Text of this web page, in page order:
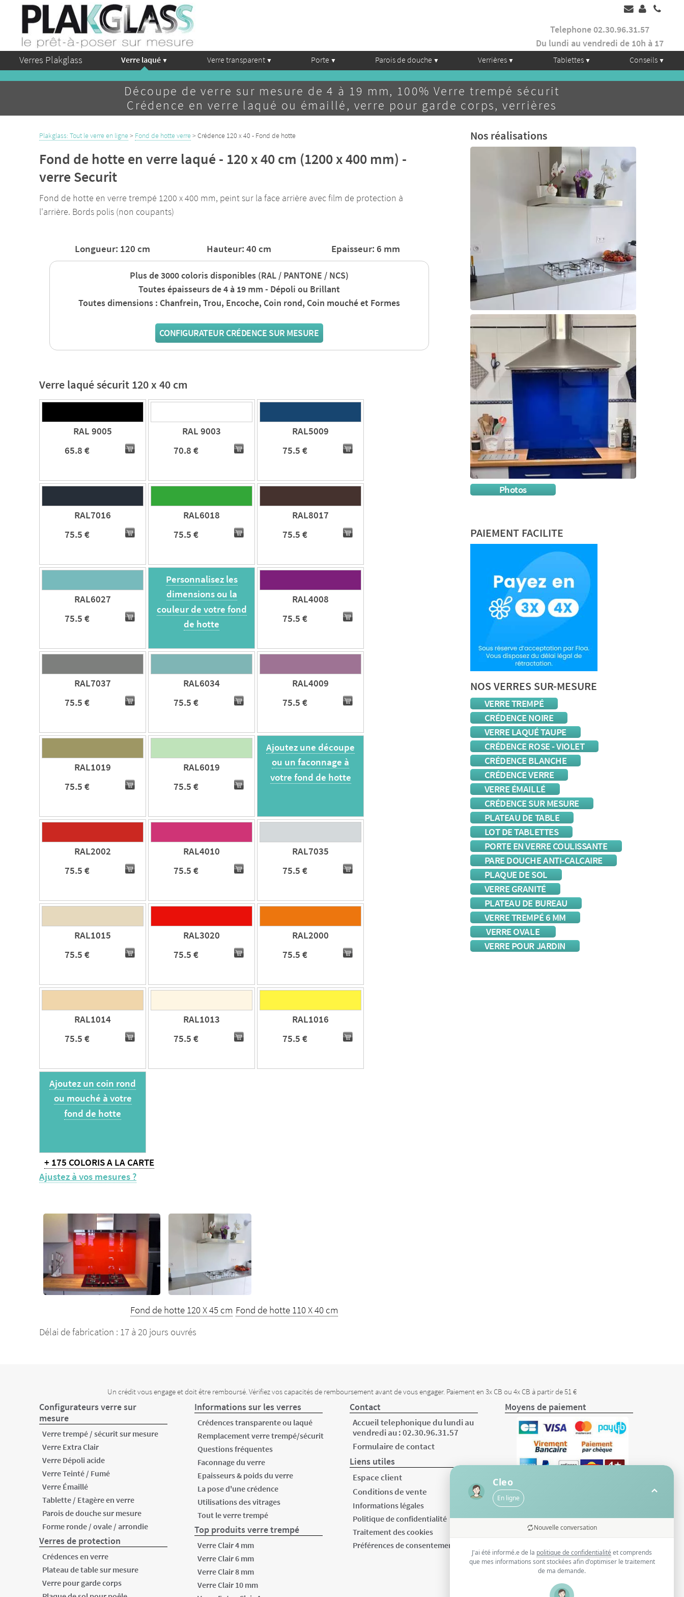
Telephone 02.30.96.31.57
Du lundi au vendredi de 10h à 17
Verres Plakglass Verre laqué Verre transparent Porte Parois de douche Verrières Tablettes Conseils
Découpe de verre sur mesure de 4 à 19 mm, 100% Verre trempé sécurit
Crédence en verre laqué ou émaillé, verre pour garde corps, verrières
Plakglass: Tout le verre en ligne> Fond de hotte verre> Crédence 120 x 40 - Fond de hotte
Fond de hotte en verre laqué - 120 x 40 cm (1200 x 400 mm) -
verre Securit
Fond de hotte en verre trempé 1200 x 400 mm, peint sur la face arrière avec film de protection à
l'arrière. Bords polis (non coupants)
Longueur: 120 cm Hauteur: 40 cm Epaisseur: 6 mm
Plus de 3000 coloris disponibles (RAL / PANTONE / NCS)
Toutes épaisseurs de 4 à 19 mm - Dépoli ou Brillant
Toutes dimensions : Chanfrein, Trou, Encoche, Coin rond, Coin mouché et Formes
CONFIGURATEUR CRÉDENCE SUR MESURE
Verre laqué sécurit 120 x 40 cm
RAL 9005
65.8 €
RAL 9003
70.8 €
RAL5009
75.5 €
RAL7016
75.5 €
RAL6018
75.5 €
RAL8017
75.5 €
RAL6027
75.5 €
Personnalisez les
dimensions ou la
couleur de votre fond
de hotte
RAL4008
75.5 €
RAL7037
75.5 €
RAL6034
75.5 €
RAL4009
75.5 €
RAL1019
75.5 €
RAL6019
75.5 €
Ajoutez une découpe
ou un faconnage à
votre fond de hotte
RAL2002
75.5 €
RAL4010
75.5 €
RAL7035
75.5 €
RAL1015
75.5 €
RAL3020
75.5 €
RAL2000
75.5 €
RAL1014
75.5 €
RAL1013
75.5 €
RAL1016
75.5 €
Ajoutez un coin rond
ou mouché à votre
fond de hotte
+ 175 COLORIS A LA CARTE
Ajustez à vos mesures ?
Fond de hotte 120 X 45 cm Fond de hotte 110 X 40 cm
Délai de fabrication : 17 à 20 jours ouvrés
Nos réalisations
Photos
PAIEMENT FACILITE
NOS VERRES SUR-MESURE
VERRE TREMPÉ
CRÉDENCE NOIRE
VERRE LAQUÉ TAUPE
CRÉDENCE ROSE - VIOLET
CRÉDENCE BLANCHE
CRÉDENCE VERRE
VERRE ÉMAILLÉ
CRÉDENCE SUR MESURE
PLATEAU DE TABLE
LOT DE TABLETTES
PORTE EN VERRE COULISSANTE
PARE DOUCHE ANTI-CALCAIRE
PLAQUE DE SOL
VERRE GRANITÉ
PLATEAU DE BUREAU
VERRE TREMPÉ 6 MM
VERRE OVALE
VERRE POUR JARDIN
Un crédit vous engage et doit être remboursé. Vérifiez vos capacités de remboursement avant de vous engager. Paiement en 3x CB ou 4x CB à partir de 51 €
Configurateurs verre sur
mesure
Verre trempé / sécurit sur mesure
Verre Extra Clair
Verre Dépoli acide
Verre Teinté / Fumé
Verre Émaillé
Tablette / Etagère en verre
Parois de douche sur mesure
Forme ronde / ovale / arrondie
Verres de protection
Crédences en verre
Plateau de table sur mesure
Verre pour garde corps
Informations sur les verres
Crédences transparente ou laqué
Remplacement verre trempé/sécurit
Questions fréquentes
Faconnage du verre
Epaisseurs & poids du verre
La pose d'une crédence
Utilisations des vitrages
Tout le verre trempé
Top produits verre trempé
Verre Clair 4 mm
Verre Clair 6 mm
Verre Clair 8 mm
Verre Clair 10 mm
Contact
Accueil telephonique du lundi au
vendredi au :02.30.96.31.57
Formulaire de contact
Liens utiles
Espace client
Conditions de vente
Informations légales
Politique de confidentialité
Traitement des cookies
Préférences de consentement
Moyens de paiement
Cleo
En ligne
Nouvelle conversation
J'ai été informé.e de la politique de confidentialité et comprends
que mes informations sont stockées afin d'optimiser le traitement
de ma demande.